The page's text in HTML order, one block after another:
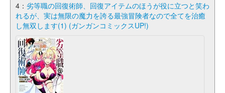
4： 劣等職の回復術師、回復アイテムのほうが役に立つと笑わ
れるが、実は無限の魔力を誇る最強冒険者なので全てを治癒
し無双します(1) (ガンガンコミックスUP!)